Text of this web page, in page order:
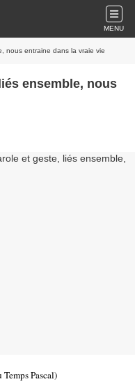
MENU
nous entraine dans la vraie vie
ensemble, nous
Temps Pascal)